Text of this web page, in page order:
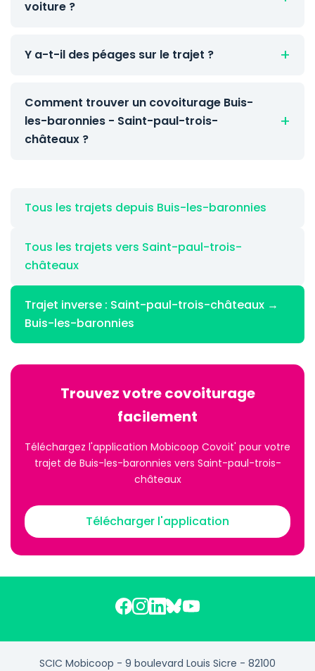
voiture ?
Y a-t-il des péages sur le trajet ?
Comment trouver un covoiturage Buis-
les-baronnies - Saint-paul-trois-
châteaux ?
Tous les trajets depuis Buis-les-baronnies
Tous les trajets vers Saint-paul-trois-
châteaux
Trajet inverse : Saint-paul-trois-châteaux →
Buis-les-baronnies
Trouvez votre covoiturage
facilement
Téléchargez l'application Mobicoop Covoit' pour votre
trajet de Buis-les-baronnies vers Saint-paul-trois-
châteaux
Télécharger l'application
SCIC Mobicoop - 9 boulevard Louis Sicre - 82100